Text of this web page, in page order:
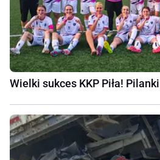
Wielki sukces KKP Piła!